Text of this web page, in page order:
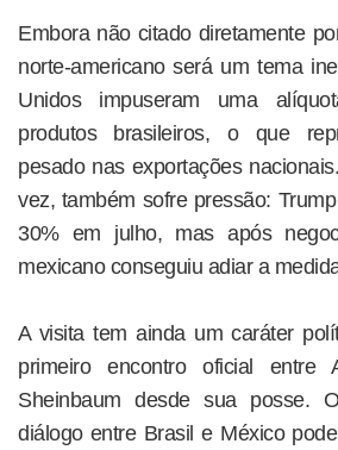
Embora não citado diretamente
norte-americano será um tema
Unidos impuseram uma
produtos brasileiros, o que
pesado nas exportações
vez, também sofre pressão:
30% em julho, mas após
mexicano conseguiu adiar a
A visita tem ainda um caráter
primeiro encontro oficial entre
Sheinbaum desde sua posse.
diálogo entre Brasil e México